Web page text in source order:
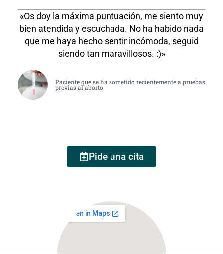
«Os doy la máxima puntuación, me siento muy
bien atendida y escuchada. No ha habido nada
que me haya hecho sentir incómoda, seguid
siendo tan maravillosos. :)»
Paciente que se ha sometido recientemente a pruebas
previas al aborto
Pide una cita